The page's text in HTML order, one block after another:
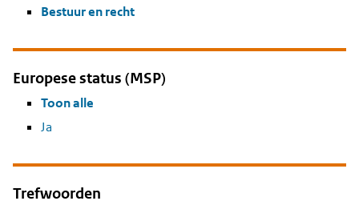
Bestuur en recht
Europese status (MSP)
Toon alle
Ja
Trefwoorden